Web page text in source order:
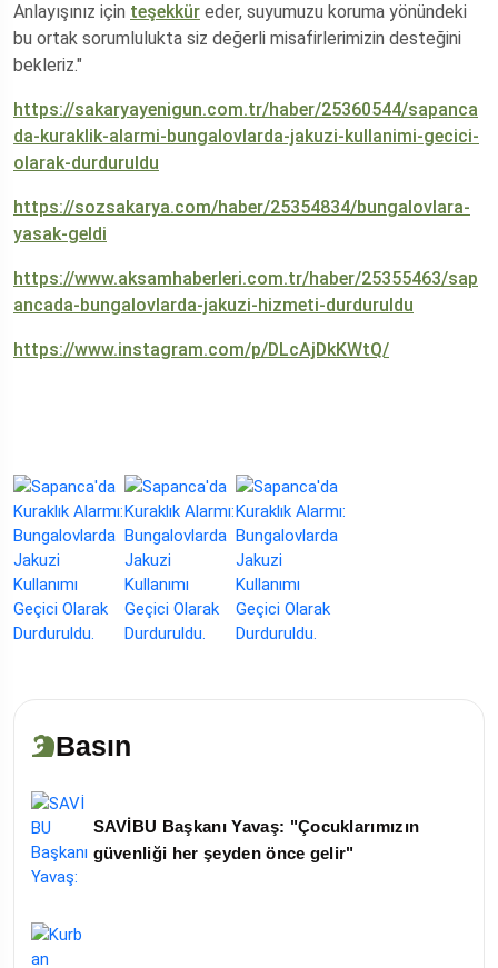
Anlayışınız için teşekkür eder, suyumuzu koruma yönündeki
bu ortak sorumlulukta siz değerli misafirlerimizin desteğini
bekleriz."
https://sakaryayenigun.com.tr/haber/25360544/sapanca
da-kuraklik-alarmi-bungalovlarda-jakuzi-kullanimi-gecici-
olarak-durduruldu
https://sozsakarya.com/haber/25354834/bungalovlara-
yasak-geldi
https://www.aksamhaberleri.com.tr/haber/25355463/sap
ancada-bungalovlarda-jakuzi-hizmeti-durduruldu
https://www.instagram.com/p/DLcAjDkKWtQ/
Basın
SAVİBU Başkanı Yavaş: "Çocuklarımızın
güvenliği her şeyden önce gelir"